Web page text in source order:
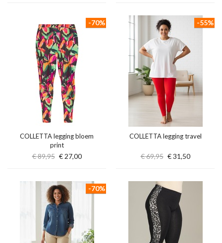
COLLETTA legging bloem
print
€ 89,95 € 27,00
-70%
COLLETTA legging travel
€ 69,95 € 31,50
-55%
-70%